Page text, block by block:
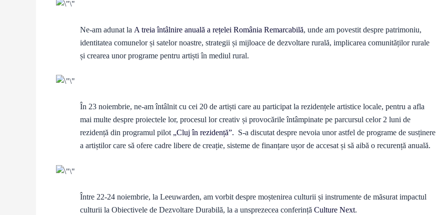
Ne-am adunat la A treia întâlnire anuală a rețelei România Remarcabilă, unde am povestit despre patrimoniu,
identitatea comunelor și satelor noastre, strategii și mijloace de dezvoltare rurală, implicarea comunităților rurale
și crearea unor programe pentru artiști în mediul rural.
În 23 noiembrie, ne-am întâlnit cu cei 20 de artiști care au participat la rezidențele artistice locale, pentru a afla
mai multe despre proiectele lor, procesul lor creativ și provocările întâmpinate pe parcursul celor 2 luni de
rezidență din programul pilot „Cluj în rezidență”. S-a discutat despre nevoia unor astfel de programe de susținere
a artiștilor care să ofere cadre libere de creație, sisteme de finanțare ușor de accesat și să aibă o recurență anuală.
Între 22-24 noiembrie, la Leeuwarden, am vorbit despre moștenirea culturii și instrumente de măsurat impactul
culturii la Obiectivele de Dezvoltare Durabilă, la a unsprezecea conferință Culture Next.